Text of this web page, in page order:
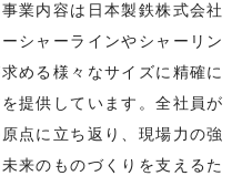
業内容は日本製鉄株式会社
シャーラインやシャーリン
める様々なサイズに精確に
提供しています。全社員が
点に立ち返り、現場力の強
来のものづくりを支えるた